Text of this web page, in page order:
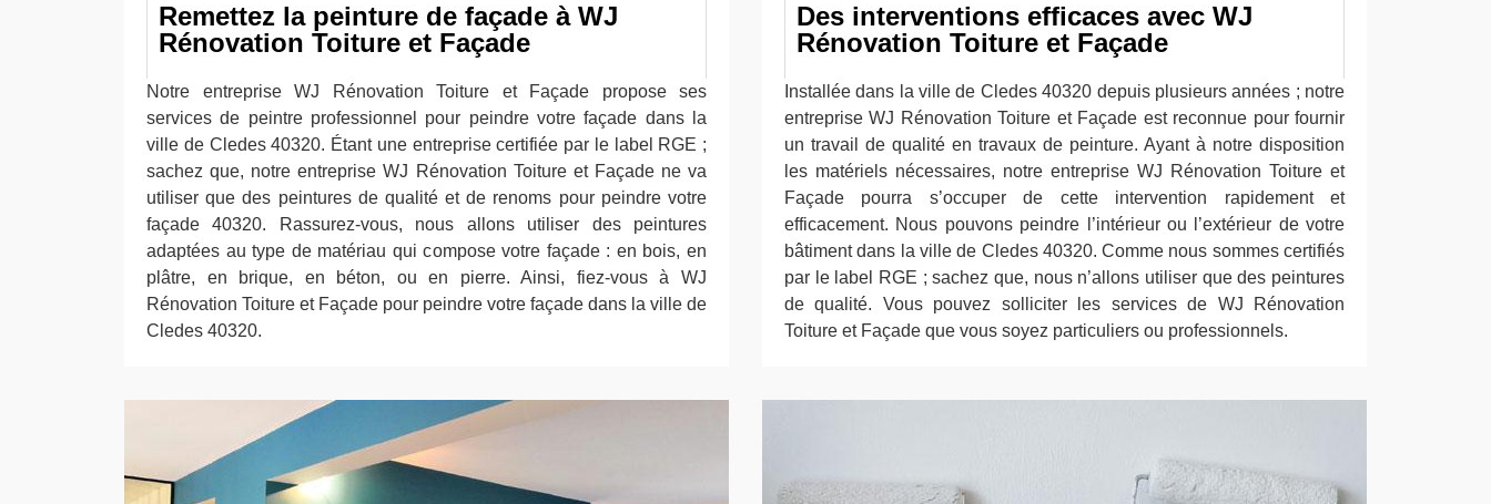
Remettez la peinture de façade à WJ
Rénovation Toiture et Façade
Notre entreprise WJ Rénovation Toiture et Façade propose ses
services de peintre professionnel pour peindre votre façade dans la
ville de Cledes 40320. Étant une entreprise certifiée par le label RGE ;
sachez que, notre entreprise WJ Rénovation Toiture et Façade ne va
utiliser que des peintures de qualité et de renoms pour peindre votre
façade 40320. Rassurez-vous, nous allons utiliser des peintures
adaptées au type de matériau qui compose votre façade : en bois, en
plâtre, en brique, en béton, ou en pierre. Ainsi, fiez-vous à WJ
Rénovation Toiture et Façade pour peindre votre façade dans la ville de
Cledes 40320.
Des interventions efficaces avec WJ
Rénovation Toiture et Façade
Installée dans la ville de Cledes 40320 depuis plusieurs années ; notre
entreprise WJ Rénovation Toiture et Façade est reconnue pour fournir
un travail de qualité en travaux de peinture. Ayant à notre disposition
les matériels nécessaires, notre entreprise WJ Rénovation Toiture et
Façade pourra s’occuper de cette intervention rapidement et
efficacement. Nous pouvons peindre l’intérieur ou l’extérieur de votre
bâtiment dans la ville de Cledes 40320. Comme nous sommes certifiés
par le label RGE ; sachez que, nous n’allons utiliser que des peintures
de qualité. Vous pouvez solliciter les services de WJ Rénovation
Toiture et Façade que vous soyez particuliers ou professionnels.